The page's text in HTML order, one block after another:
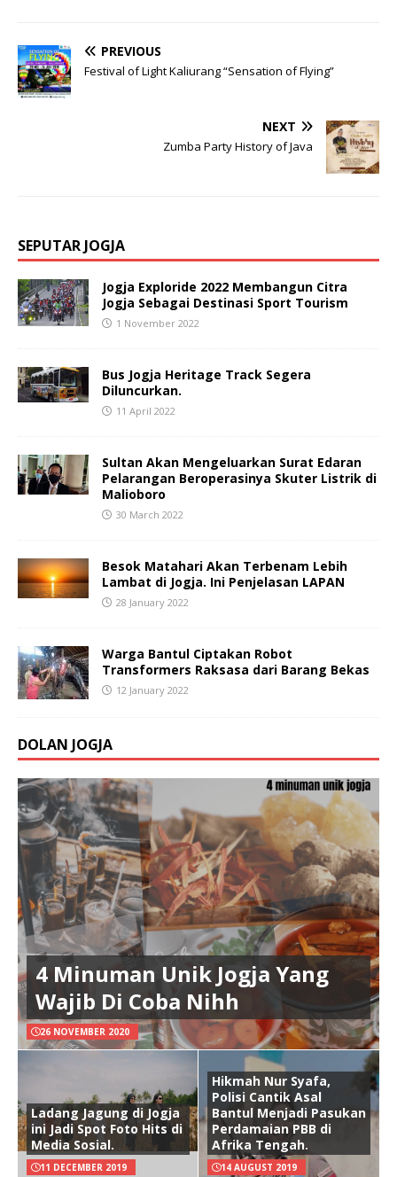
PREVIOUS
Festival of Light Kaliurang “Sensation of Flying”
NEXT
Zumba Party History of Java
SEPUTAR JOGJA
Jogja Exploride 2022 Membangun Citra
Jogja Sebagai Destinasi Sport Tourism
1 November 2022
Bus Jogja Heritage Track Segera
Diluncurkan.
11 April 2022
Sultan Akan Mengeluarkan Surat Edaran
Pelarangan Beroperasinya Skuter Listrik di
Malioboro
30 March 2022
Besok Matahari Akan Terbenam Lebih
Lambat di Jogja. Ini Penjelasan LAPAN
28 January 2022
Warga Bantul Ciptakan Robot
Transformers Raksasa dari Barang Bekas
12 January 2022
DOLAN JOGJA
4 Minuman Unik Jogja Yang
Wajib Di Coba Nihh
26 NOVEMBER 2020
Ladang Jagung di Jogja
ini Jadi Spot Foto Hits di
Media Sosial.
11 DECEMBER 2019
Hikmah Nur Syafa,
Polisi Cantik Asal
Bantul Menjadi Pasukan
Perdamaian PBB di
Afrika Tengah.
14 AUGUST 2019